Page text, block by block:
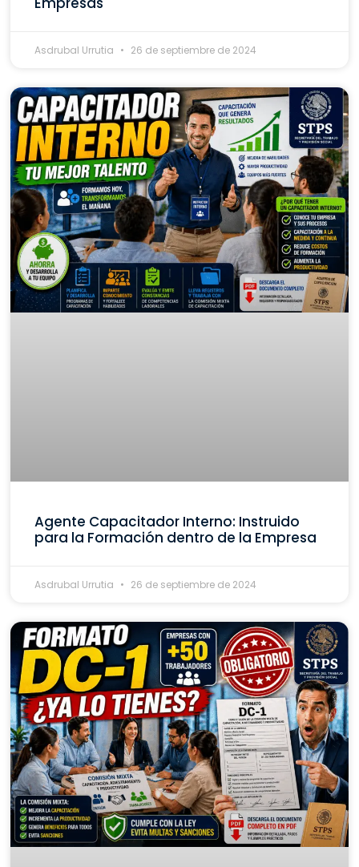
Asdrubal Urrutia 26 de septiembre de 2024
Agente Capacitador Interno: Instruido
para la Formación dentro de la Empresa
Asdrubal Urrutia 26 de septiembre de 2024